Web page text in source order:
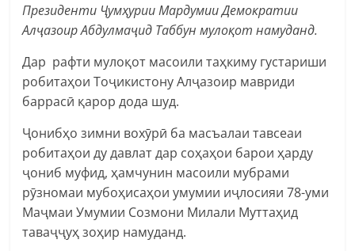
Президенти Ҷумҳурии Мардумии Демократии
Алҷазоир Абдулмаҷид Таббун мулоқот намуданд.
Дар рафти мулоқот масоили таҳкиму густариши
робитаҳои Тоҷикистону Алҷазоир мавриди
баррасӣ қарор дода шуд.
Ҷонибҳо зимни вохӯрӣ ба масъалаи тавсеаи
робитаҳои ду давлат дар соҳаҳои барои ҳарду
ҷониб муфид, ҳамчунин масоили мубрами
рӯзномаи мубоҳисаҳои умумии иҷлосияи 78-уми
Маҷмаи Умумии Созмони Милали Муттаҳид
таваҷҷуҳ зоҳир намуданд.